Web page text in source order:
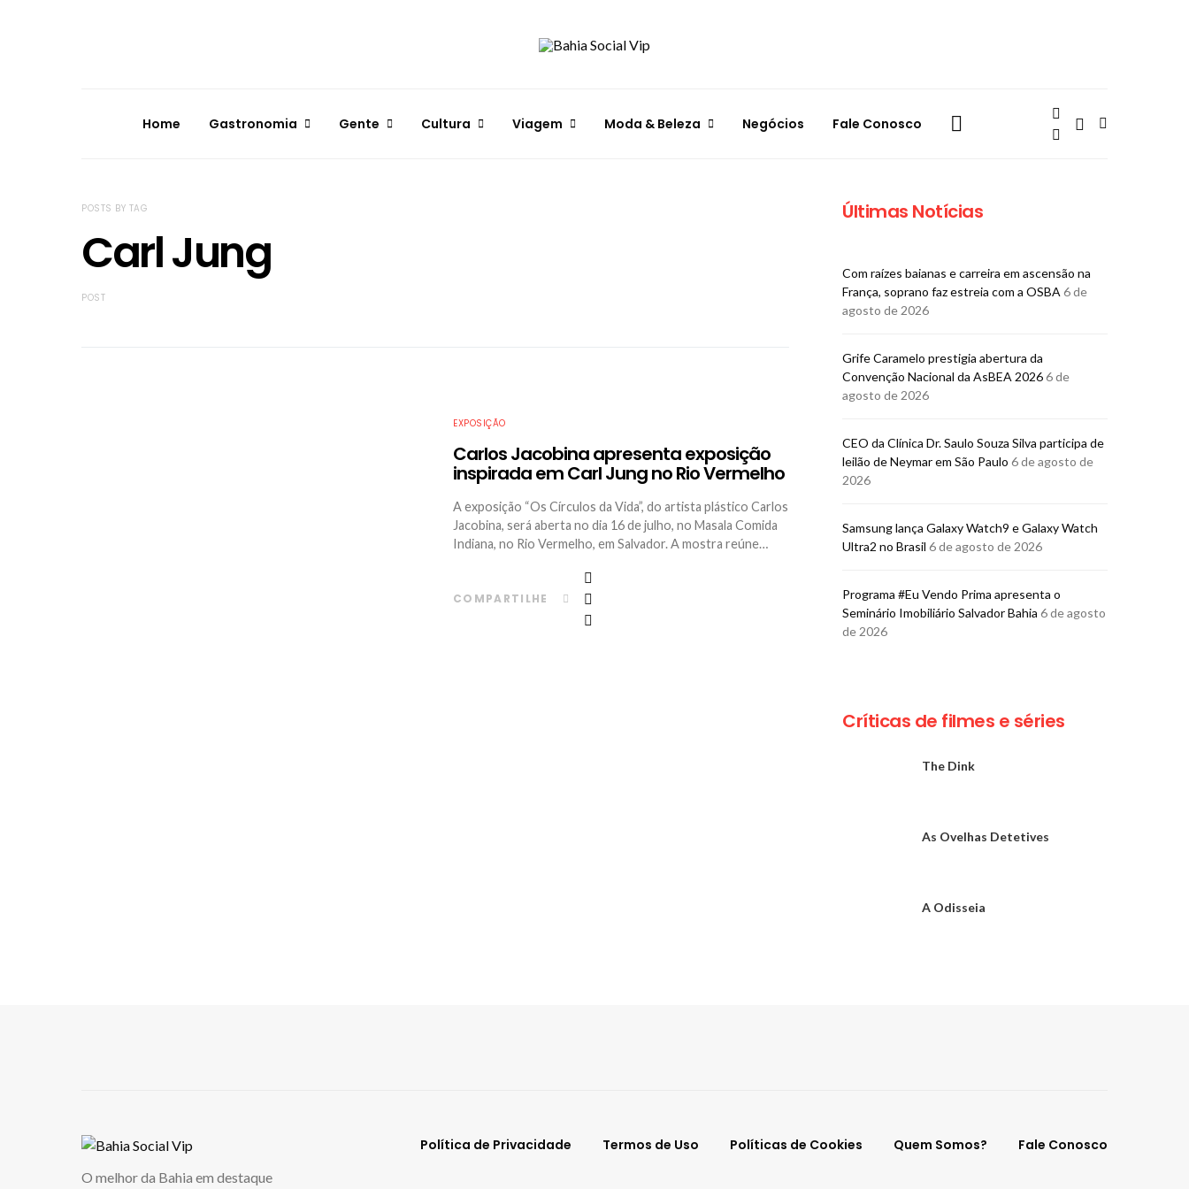
Home Gastronomia Gente Cultura Viagem Moda & Beleza Negócios Fale Conosco
POSTS BY TAG
Carl Jung
POST
EXPOSIÇÃO
Carlos Jacobina apresenta exposição
inspirada em Carl Jung no Rio Vermelho
A exposição “Os Círculos da Vida”, do artista plástico Carlos
Jacobina, será aberta no dia 16 de julho, no Masala Comida
Indiana, no Rio Vermelho, em Salvador. A mostra reúne…
COMPARTILHE
Últimas Notícias
Com raízes baianas e carreira em ascensão na
França, soprano faz estreia com a OSBA 6 de
agosto de 2026
Grife Caramelo prestigia abertura da
Convenção Nacional da AsBEA 20266 de
agosto de 2026
CEO da Clínica Dr. Saulo Souza Silva participa de
leilão de Neymar em São Paulo 6 de agosto de
2026
Samsung lança Galaxy Watch9 e Galaxy Watch
Ultra2 no Brasil 6 de agosto de 2026
Programa #Eu Vendo Prima apresenta o
Seminário Imobiliário Salvador Bahia 6 de agosto
de 2026
Críticas de filmes e séries
The Dink
As Ovelhas Detetives
A Odisseia
Política de Privacidade Termos de Uso Políticas de Cookies Quem Somos? Fale Conosco
O melhor da Bahia em destaque